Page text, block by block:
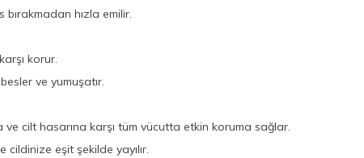
bırakmadan hızla emilir.
korur.
ve yumuşatır.
ve cilt hasarına karşı tüm vücutta etkin koruma sağlar.
cildinize eşit şekilde yayılır.